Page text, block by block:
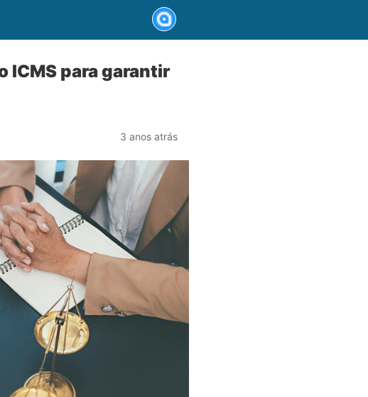
ICMS para garantir
3 anos atrás